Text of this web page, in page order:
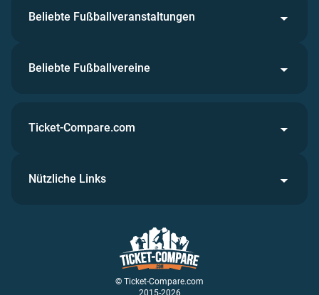
Beliebte Fußballveranstaltungen
Beliebte Fußballvereine
© Ticket-Compare.com
2015-2026
Ticket-Compare.com
Nützliche Links